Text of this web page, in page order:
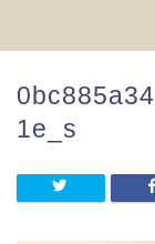
1e_s